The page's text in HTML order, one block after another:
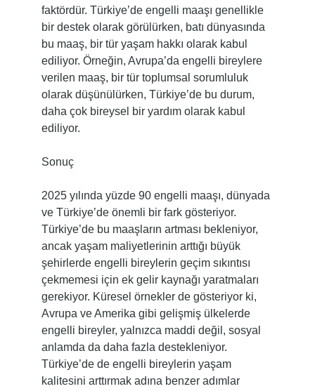
faktördür. Türkiye’de engelli maaşı genellikle
bir destek olarak görülürken, batı dünyasında
bu maaş, bir tür yaşam hakkı olarak kabul
ediliyor. Örneğin, Avrupa’da engelli bireylere
verilen maaş, bir tür toplumsal sorumluluk
olarak düşünülürken, Türkiye’de bu durum,
daha çok bireysel bir yardım olarak kabul
ediliyor.
Sonuç
2025 yılında yüzde 90 engelli maaşı, dünyada
ve Türkiye’de önemli bir fark gösteriyor.
Türkiye’de bu maaşların artması bekleniyor,
ancak yaşam maliyetlerinin arttığı büyük
şehirlerde engelli bireylerin geçim sıkıntısı
çekmemesi için ek gelir kaynağı yaratmaları
gerekiyor. Küresel örnekler de gösteriyor ki,
Avrupa ve Amerika gibi gelişmiş ülkelerde
engelli bireyler, yalnızca maddi değil, sosyal
anlamda da daha fazla destekleniyor.
Türkiye’de de engelli bireylerin yaşam
kalitesini arttırmak adına benzer adımlar